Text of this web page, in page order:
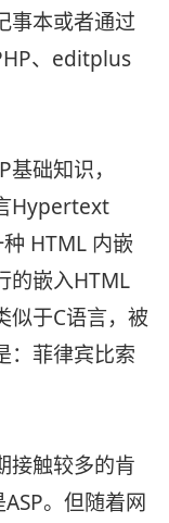
事本或者通过
、editplus
础知识，
Hypertext
HTML 内嵌
的嵌入HTML
似于C语言，被
：菲律宾比索
接触较多的肯
。但随着网